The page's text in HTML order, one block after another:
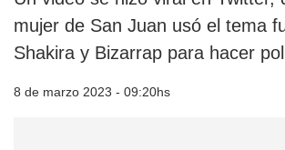
mujer de San Juan usó el tema
Shakira y Bizarrap para hacer
8 de marzo 2023 - 09:20hs